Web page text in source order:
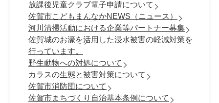
放課後児童クラブ電子申請について
佐賀市こどもまんなかNEWS（ニュース）
河川清掃活動における企業等パートナー募集
佐賀城のお濠を活用した浸水被害の軽減対策を
行っています。
野生動物への対処について
カラスの生態と被害対策について
佐賀市消防団について
佐賀市まちづくり自治基本条例について